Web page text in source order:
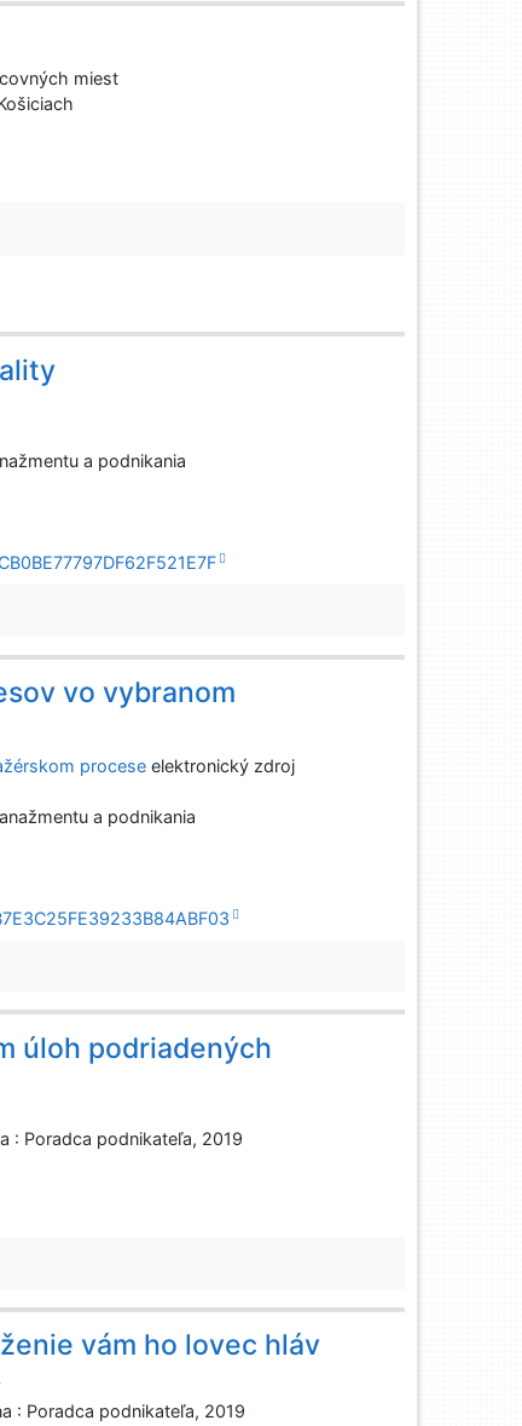
miest
a podnikania
vo vybranom
procese elektronický zdroj
a podnikania
úloh podriadených
: Poradca podnikateľa, 2019
vám ho lovec hláv
: Poradca podnikateľa, 2019